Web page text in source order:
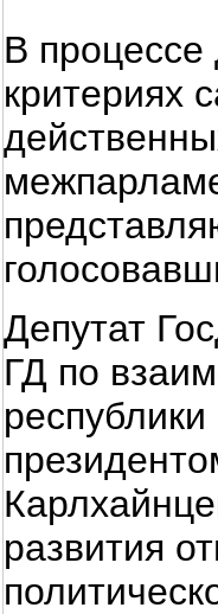
В процессе
критериях
Депутат
ГД по
развития